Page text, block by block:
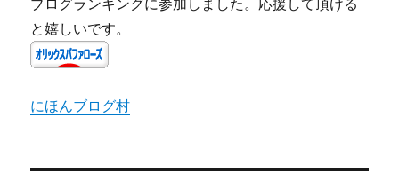
ブログランキングに参加しました。応援して頂ける
と嬉しいです。
にほんブログ村